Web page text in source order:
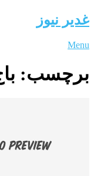
غدیر نیوز
Menu
برچسب: